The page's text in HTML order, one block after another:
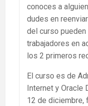
conoces a
dudes en
del curso
trabajadores en
los 2 primeros
El curso es de
Internet y Oracle
12 de diciembre,